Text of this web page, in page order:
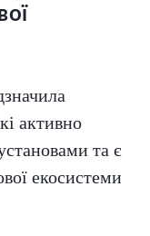
активно
та є
екосистеми